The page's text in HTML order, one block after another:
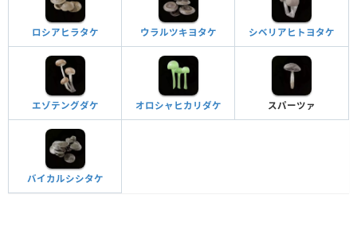
ロシアヒラタケ ウラルツキヨタケ シベリアヒトヨタケ
エゾテングダケ オロシャヒカリダケ スパーツァ
バイカルシシタケ